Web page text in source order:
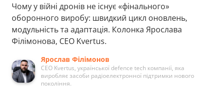
Чому у війні дронів не існує «фінального»
оборонного виробу: швидкий цикл оновлень,
модульність та адаптація. Колонка Ярослава
Філімонова, CEO Kvertus.
Ярослав Філімонов
CEO Kvertus, української defence tech компанії, яка
виробляє засоби радіоелектронної підтримки нового
покоління.